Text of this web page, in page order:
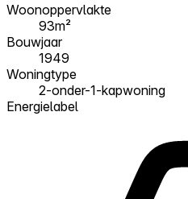
Woonoppervlakte
93m²
Bouwjaar
1949
Woningtype
2-onder-1-kapwoning
Energielabel